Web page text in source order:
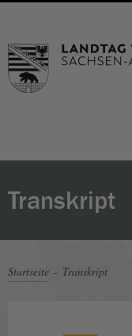
Transkript
Startseite Transkript